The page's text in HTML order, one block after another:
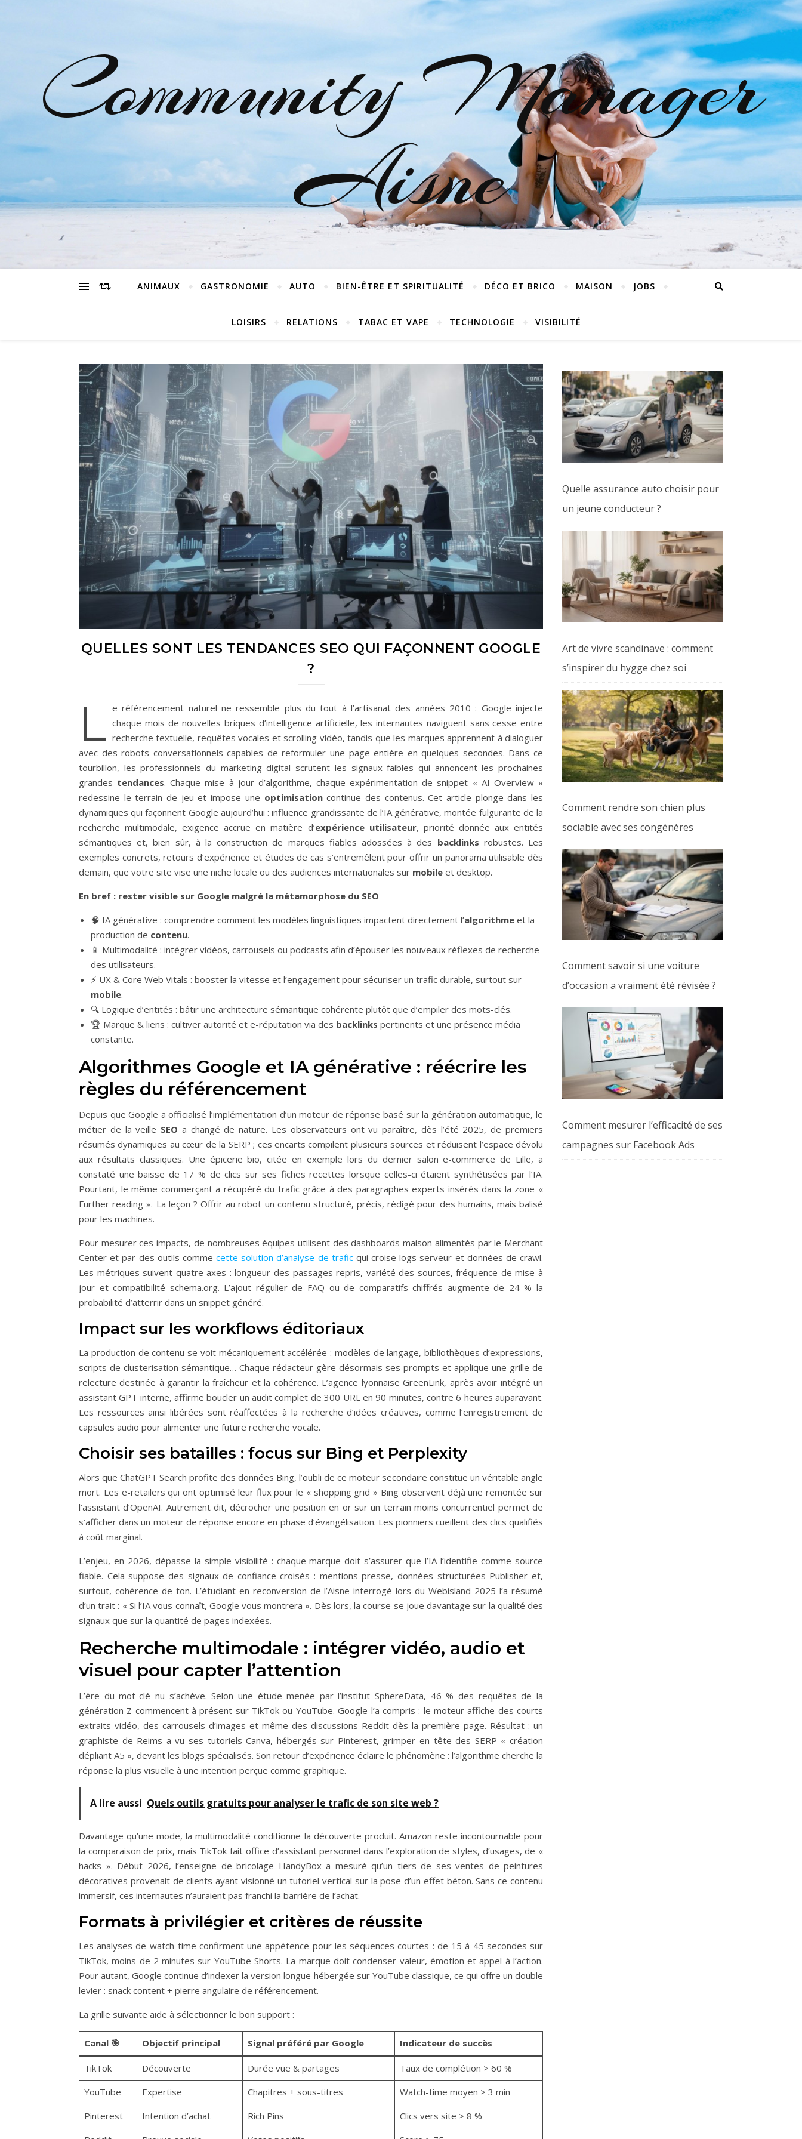
Community Manager
Aisne
ANIMAUX GASTRONOMIE AUTO BIEN-ÊTRE ET SPIRITUALITÉ DÉCO ET BRICO MAISON JOBS
LOISIRS RELATIONS TABAC ET VAPE TECHNOLOGIE VISIBILITÉ
QUELLES SONT LES TENDANCES SEO QUI FAÇONNENT GOOGLE
?
L e référencement naturel ne ressemble plus du tout à l’artisanat des années 2010 : Google injecte
chaque mois de nouvelles briques d’intelligence artificielle, les internautes naviguent sans cesse entre
recherche textuelle, requêtes vocales et scrolling vidéo, tandis que les marques apprennent à dialoguer
avec des robots conversationnels capables de reformuler une page entière en quelques secondes. Dans ce
tourbillon, les professionnels du marketing digital scrutent les signaux faibles qui annoncent les prochaines
grandes tendances. Chaque mise à jour d’algorithme, chaque expérimentation de snippet « AI Overview »
redessine le terrain de jeu et impose une optimisationcontinue des contenus. Cet article plonge dans les
dynamiques qui façonnent Google aujourd’hui : influence grandissante de l’IA générative, montée fulgurante de la
recherche multimodale, exigence accrue en matière d’expérience utilisateur, priorité donnée aux entités
sémantiques et, bien sûr, à la construction de marques fiables adossées à des backlinks robustes. Les
exemples concrets, retours d’expérience et études de cas s’entremêlent pour offrir un panorama utilisable dès
demain, que votre site vise une niche locale ou des audiences internationales sur mobile et desktop.
En bref : rester visible sur Google malgré la métamorphose du SEO
🧠 IA générative : comprendre comment les modèles linguistiques impactent directement l’algorithme et la
production de contenu.
📱 Multimodalité : intégrer vidéos, carrousels ou podcasts afin d’épouser les nouveaux réflexes de recherche
des utilisateurs.
⚡ UX & Core Web Vitals : booster la vitesse et l’engagement pour sécuriser un trafic durable, surtout sur
mobile.
🔍 Logique d’entités : bâtir une architecture sémantique cohérente plutôt que d’empiler des mots-clés.
🏆 Marque & liens : cultiver autorité et e-réputation via des backlinks pertinents et une présence média
constante.
Algorithmes Google et IA générative : réécrire les
règles du référencement
Depuis que Google a officialisé l’implémentation d’un moteur de réponse basé sur la génération automatique, le
métier de la veille SEO a changé de nature. Les observateurs ont vu paraître, dès l’été 2025, de premiers
résumés dynamiques au cœur de la SERP ; ces encarts compilent plusieurs sources et réduisent l’espace dévolu
aux résultats classiques. Une épicerie bio, citée en exemple lors du dernier salon e-commerce de Lille, a
constaté une baisse de 17 % de clics sur ses fiches recettes lorsque celles-ci étaient synthétisées par l’IA.
Pourtant, le même commerçant a récupéré du trafic grâce à des paragraphes experts insérés dans la zone «
Further reading ». La leçon ? Offrir au robot un contenu structuré, précis, rédigé pour des humains, mais balisé
pour les machines.
Pour mesurer ces impacts, de nombreuses équipes utilisent des dashboards maison alimentés par le Merchant
Center et par des outils comme cette solution d’analyse de traficqui croise logs serveur et données de crawl.
Les métriques suivent quatre axes : longueur des passages repris, variété des sources, fréquence de mise à
jour et compatibilité schema.org. L’ajout régulier de FAQ ou de comparatifs chiffrés augmente de 24 % la
probabilité d’atterrir dans un snippet généré.
Impact sur les workflows éditoriaux
La production de contenu se voit mécaniquement accélérée : modèles de langage, bibliothèques d’expressions,
scripts de clusterisation sémantique… Chaque rédacteur gère désormais ses prompts et applique une grille de
relecture destinée à garantir la fraîcheur et la cohérence. L’agence lyonnaise GreenLink, après avoir intégré un
assistant GPT interne, affirme boucler un audit complet de 300 URL en 90 minutes, contre 6 heures auparavant.
Les ressources ainsi libérées sont réaffectées à la recherche d’idées créatives, comme l’enregistrement de
capsules audio pour alimenter une future recherche vocale.
Choisir ses batailles : focus sur Bing et Perplexity
Alors que ChatGPT Search profite des données Bing, l’oubli de ce moteur secondaire constitue un véritable angle
mort. Les e-retailers qui ont optimisé leur flux pour le « shopping grid » Bing observent déjà une remontée sur
l’assistant d’OpenAI. Autrement dit, décrocher une position en or sur un terrain moins concurrentiel permet de
s’afficher dans un moteur de réponse encore en phase d’évangélisation. Les pionniers cueillent des clics qualifiés
à coût marginal.
L’enjeu, en 2026, dépasse la simple visibilité : chaque marque doit s’assurer que l’IA l’identifie comme source
fiable. Cela suppose des signaux de confiance croisés : mentions presse, données structurées Publisher et,
surtout, cohérence de ton. L’étudiant en reconversion de l’Aisne interrogé lors du Webisland 2025 l’a résumé
d’un trait : « Si l’IA vous connaît, Google vous montrera ». Dès lors, la course se joue davantage sur la qualité des
signaux que sur la quantité de pages indexées.
Recherche multimodale : intégrer vidéo, audio et
visuel pour capter l’attention
L’ère du mot-clé nu s’achève. Selon une étude menée par l’institut SphereData, 46 % des requêtes de la
génération Z commencent à présent sur TikTok ou YouTube. Google l’a compris : le moteur affiche des courts
extraits vidéo, des carrousels d’images et même des discussions Reddit dès la première page. Résultat : un
graphiste de Reims a vu ses tutoriels Canva, hébergés sur Pinterest, grimper en tête des SERP « création
dépliant A5 », devant les blogs spécialisés. Son retour d’expérience éclaire le phénomène : l’algorithme cherche la
réponse la plus visuelle à une intention perçue comme graphique.
A lire aussi Quels outils gratuits pour analyser le trafic de son site web ?
Davantage qu’une mode, la multimodalité conditionne la découverte produit. Amazon reste incontournable pour
la comparaison de prix, mais TikTok fait office d’assistant personnel dans l’exploration de styles, d’usages, de «
hacks ». Début 2026, l’enseigne de bricolage HandyBox a mesuré qu’un tiers de ses ventes de peintures
décoratives provenait de clients ayant visionné un tutoriel vertical sur la pose d’un effet béton. Sans ce contenu
immersif, ces internautes n’auraient pas franchi la barrière de l’achat.
Formats à privilégier et critères de réussite
Les analyses de watch-time confirment une appétence pour les séquences courtes : de 15 à 45 secondes sur
TikTok, moins de 2 minutes sur YouTube Shorts. La marque doit condenser valeur, émotion et appel à l’action.
Pour autant, Google continue d’indexer la version longue hébergée sur YouTube classique, ce qui offre un double
levier : snack content + pierre angulaire de référencement.
La grille suivante aide à sélectionner le bon support :
Canal 🎯 Objectif principal Signal préféré par Google Indicateur de succès
TikTok Découverte Durée vue & partages
Taux de complétion > 60 %
YouTube
Expertise Chapitres + sous-titres
Watch-time moyen > 3 min
Pinterest
Intention d’achat Rich Pins
Clics vers site > 8 %
Quelle assurance auto choisir pour
un jeune conducteur ?
Art de vivre scandinave : comment
s’inspirer du hygge chez soi
Comment rendre son chien plus
sociable avec ses congénères
Comment savoir si une voiture
d’occasion a vraiment été révisée ?
Comment mesurer l’efficacité de ses
campagnes sur Facebook Ads